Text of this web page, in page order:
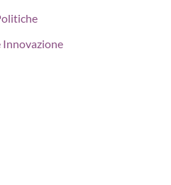
Innovazione